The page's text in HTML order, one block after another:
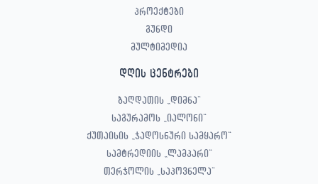
პროექტები
გუნდი
მულტიმედია
დღის ცენტრები
ბაღდათის „დიმნა“
საგურამოს „იალონი“
ქუთაისის „ჯადოსნური სამყარო“
სამტრედიის „ლამპარი“
თერჯოლის „საპოვნელა“